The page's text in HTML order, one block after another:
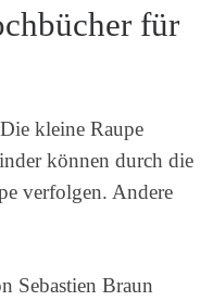
für
kleine Raupe
können durch die
verfolgen. Andere
Sebastien Braun